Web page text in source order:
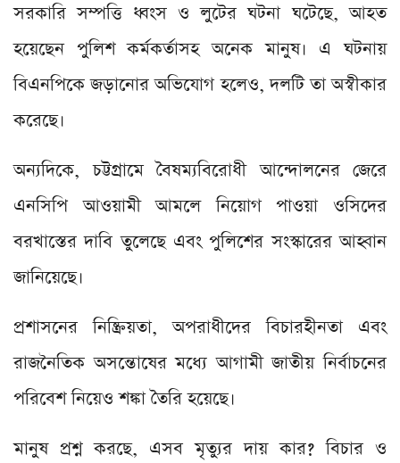
সরকারি সম্পত্তি ধ্বংস ও লুটের ঘটনা ঘটেছে, আহত
হয়েছেন পুলিশ কর্মকর্তাসহ অনেক মানুষ। এ ঘটনায়
বিএনপিকে জড়ানোর অভিযোগ হলেও, দলটি তা অস্বীকার
করেছে।
অন্যদিকে, চট্টগ্রামে বৈষম্যবিরোধী আন্দোলনের জেরে
এনসিপি আওয়ামী আমলে নিয়োগ পাওয়া ওসিদের
বরখাস্তের দাবি তুলেছে এবং পুলিশের সংস্কারের আহ্বান
জানিয়েছে।
প্রশাসনের নিষ্ক্রিয়তা, অপরাধীদের বিচারহীনতা এবং
রাজনৈতিক অসন্তোষের মধ্যে আগামী জাতীয় নির্বাচনের
পরিবেশ নিয়েও শঙ্কা তৈরি হয়েছে।
মানুষ প্রশ্ন করছে, এসব মৃত্যুর দায় কার? বিচার ও